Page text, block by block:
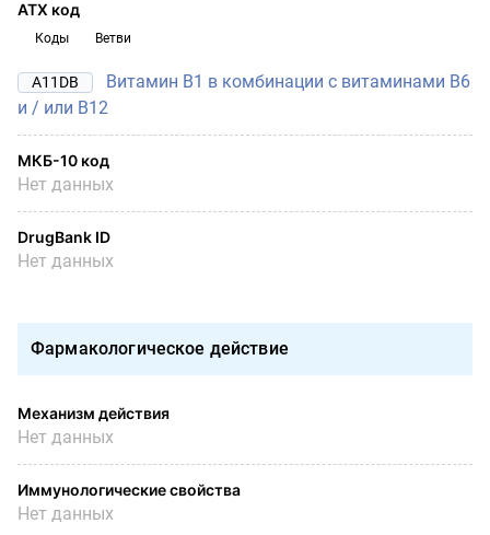
АТХ код
Коды Ветви
A11DB
Витамин B1 в комбинации с витаминами B6
и / или B12
МКБ-10 код
Нет данных
DrugBank ID
Нет данных
Фармакологическое действие
Механизм действия
Нет данных
Иммунологические свойства
Нет данных